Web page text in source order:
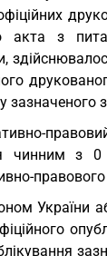
акта з
чинним з
України